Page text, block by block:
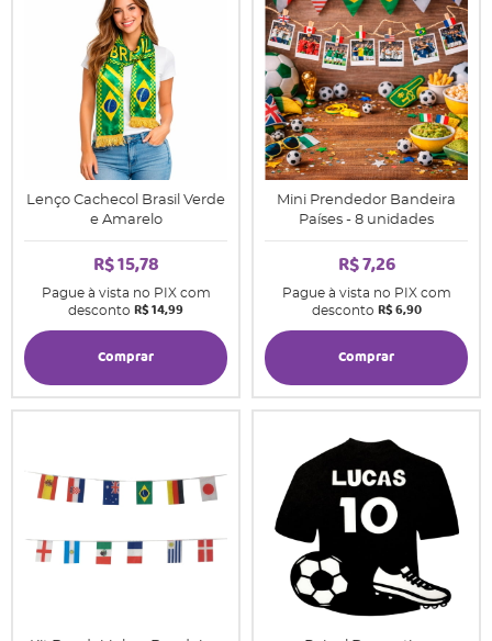
Lenço Cachecol Brasil Verde
e Amarelo
R$ 15,78
Pague à vista no PIX com
desconto R$ 14,99
Comprar
Mini Prendedor Bandeira
Países - 8 unidades
R$ 7,26
Pague à vista no PIX com
desconto R$ 6,90
Comprar